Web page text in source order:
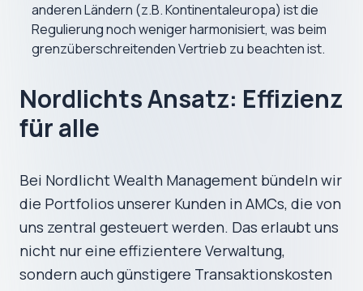
anderen Ländern (z.B. Kontinentaleuropa) ist die
Regulierung noch weniger harmonisiert, was beim
grenzüberschreitenden Vertrieb zu beachten ist.
Nordlichts Ansatz: Effizienz
für alle
Bei Nordlicht Wealth Management bündeln wir
die Portfolios unserer Kunden in AMCs, die von
uns zentral gesteuert werden. Das erlaubt uns
nicht nur eine effizientere Verwaltung,
sondern auch günstigere Transaktionskosten